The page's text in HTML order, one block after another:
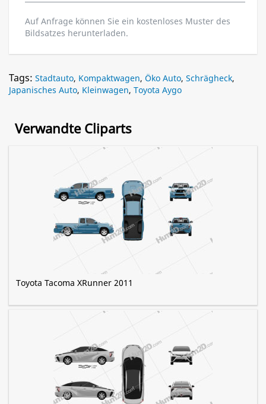
Auf Anfrage können Sie ein kostenloses Muster des
Bildsatzes herunterladen.
Tags: Stadtauto, Kompaktwagen, Öko Auto, Schrägheck,
Japanisches Auto, Kleinwagen, Toyota Aygo
Verwandte Cliparts
Toyota Tacoma XRunner 2011